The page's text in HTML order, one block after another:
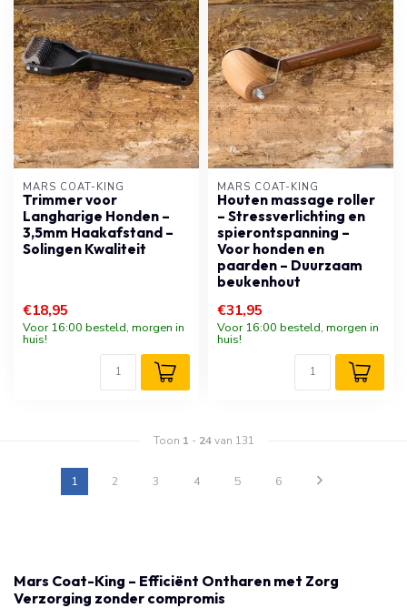
MARS COAT-KING
Trimmer voor
Langharige Honden –
3,5mm Haakafstand –
Solingen Kwaliteit
€18,95
Voor 16:00 besteld, morgen in
huis!
MARS COAT-KING
Houten massage roller
– Stressverlichting en
spierontspanning –
Voor honden en
paarden – Duurzaam
beukenhout
€31,95
Voor 16:00 besteld, morgen in
huis!
Toon 1 - 24van 131
1 2 3 4 5 6
Mars Coat-King – Efficiënt Ontharen met Zorg
Verzorging zonder compromis